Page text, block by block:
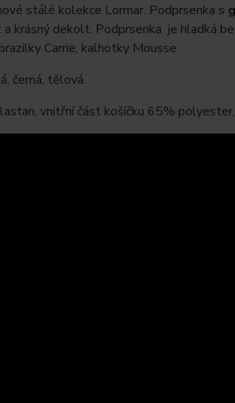
stálé kolekce Lormar. Podprsenka s
krásný dekolt. Podprsenka je hladká
Carrie, kalhotky Mousse.
černá, tělová.
vnitřní část košíčku 65%